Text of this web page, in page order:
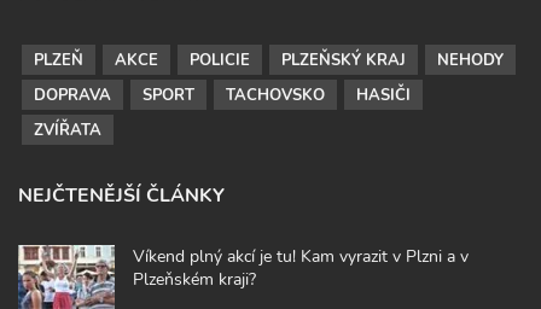
PLZEŇ AKCE POLICIE PLZEŇSKÝ KRAJ
NEHODY
DOPRAVA
SPORT TACHOVSKO
HASIČI
ZVÍŘATA
NEJČTENĚJŠÍ ČLÁNKY
Víkend plný akcí je tu! Kam vyrazit v Plzni a v
Plzeňském kraji?